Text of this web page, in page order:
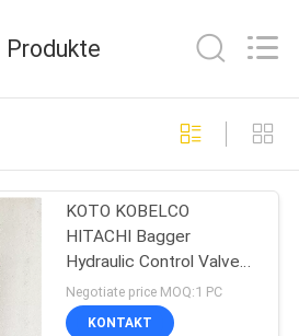
94
Produkte
KOTO KOBELCO
HITACHI Bagger
Hydraulic Control Valve
373713 1373713
Negotiate price MOQ:1 PC
KONTAKT